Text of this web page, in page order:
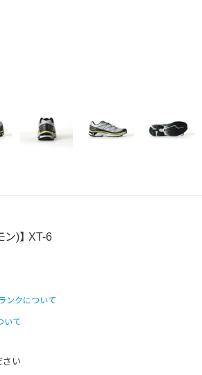
ン)】 XT-6
ンクについて
いて
さい